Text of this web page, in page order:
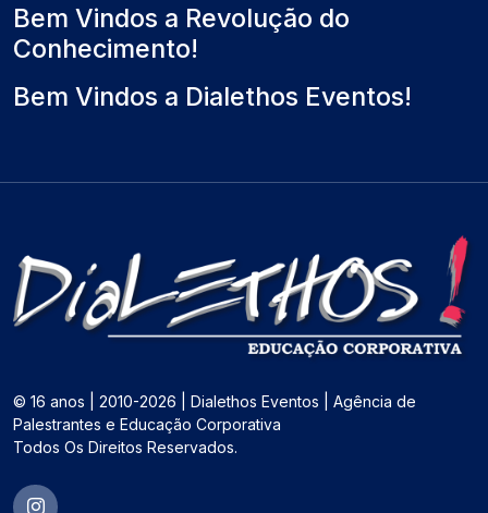
Bem Vindos a Revolução do
Conhecimento!
Bem Vindos a Dialethos Eventos!
© 16 anos | 2010-2026 | Dialethos Eventos | Agência de
Palestrantes e Educação Corporativa
Todos Os Direitos Reservados.